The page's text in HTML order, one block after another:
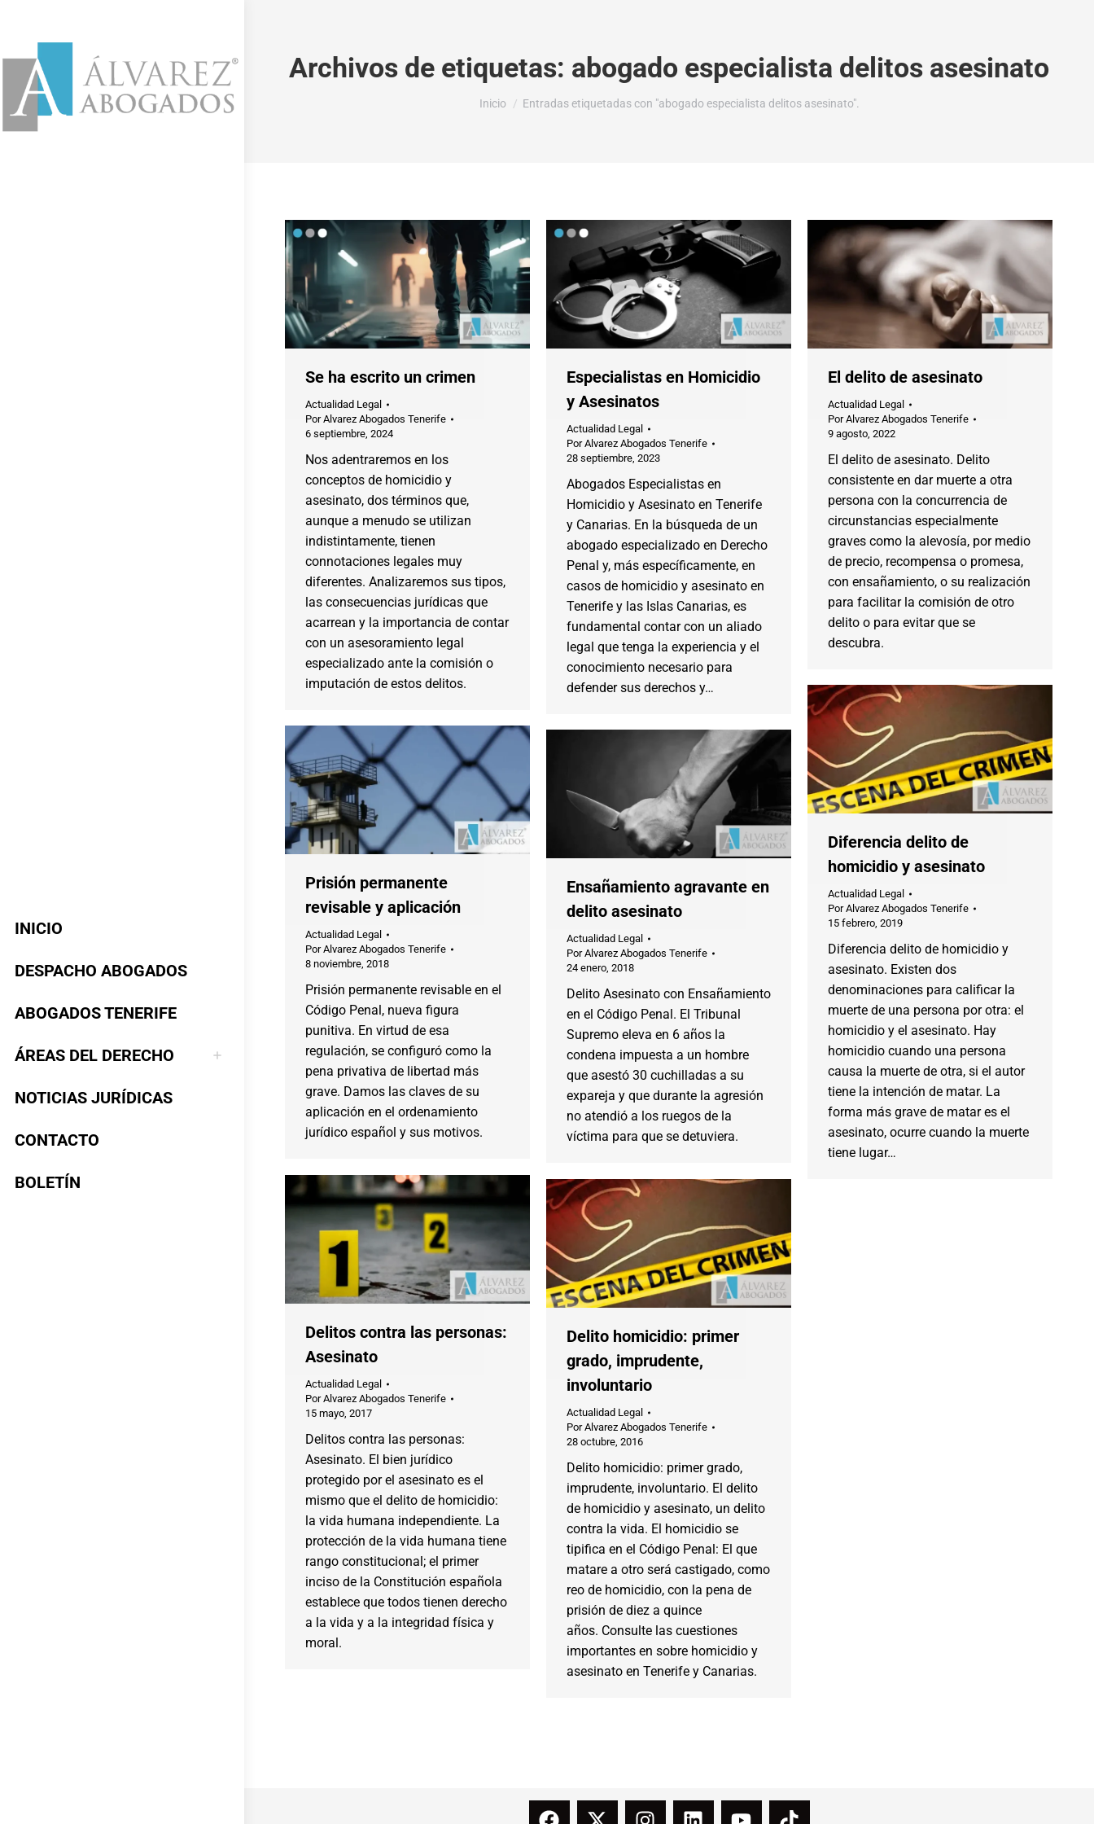
INICIO
DESPACHO ABOGADOS
ABOGADOS TENERIFE
ÁREAS DEL DERECHO
NOTICIAS JURÍDICAS
CONTACTO
BOLETÍN
Archivos de etiquetas: abogado especialista delitos asesinato
Estás aquí:
Inicio Entradas etiquetadas con "abogado especialista delitos asesinato".
Se ha escrito un crimen
Actualidad Legal
PorAlvarez Abogados Tenerife
6 septiembre, 2024
Nos adentraremos en los
conceptos de homicidio y
asesinato, dos términos que,
aunque a menudo se utilizan
indistintamente, tienen
connotaciones legales muy
diferentes. Analizaremos sus tipos,
las consecuencias jurídicas que
acarrean y la importancia de contar
con un asesoramiento legal
especializado ante la comisión o
imputación de estos delitos.
Especialistas en Homicidio
y Asesinatos
Actualidad Legal
PorAlvarez Abogados Tenerife
28 septiembre, 2023
Abogados Especialistas en
Homicidio y Asesinato en Tenerife
y Canarias. En la búsqueda de un
abogado especializado en Derecho
Penal y, más específicamente, en
casos de homicidio y asesinato en
Tenerife y las Islas Canarias, es
fundamental contar con un aliado
legal que tenga la experiencia y el
conocimiento necesario para
defender sus derechos y…
El delito de asesinato
Actualidad Legal
PorAlvarez Abogados Tenerife
9 agosto, 2022
El delito de asesinato. Delito
consistente en dar muerte a otra
persona con la concurrencia de
circunstancias especialmente
graves como la alevosía, por medio
de precio, recompensa o promesa,
con ensañamiento, o su realización
para facilitar la comisión de otro
delito o para evitar que se
descubra.
Diferencia delito de
homicidio y asesinato
Actualidad Legal
PorAlvarez Abogados Tenerife
15 febrero, 2019
Diferencia delito de homicidio y
asesinato. Existen dos
denominaciones para calificar la
muerte de una persona por otra: el
homicidio y el asesinato. Hay
homicidio cuando una persona
causa la muerte de otra, si el autor
tiene la intención de matar. La
forma más grave de matar es el
asesinato, ocurre cuando la muerte
tiene lugar…
Prisión permanente
revisable y aplicación
Actualidad Legal
PorAlvarez Abogados Tenerife
8 noviembre, 2018
Prisión permanente revisable en el
Código Penal, nueva figura
punitiva. En virtud de esa
regulación, se configuró como la
pena privativa de libertad más
grave. Damos las claves de su
aplicación en el ordenamiento
jurídico español y sus motivos.
Ensañamiento agravante en
delito asesinato
Actualidad Legal
PorAlvarez Abogados Tenerife
24 enero, 2018
Delito Asesinato con Ensañamiento
en el Código Penal. El Tribunal
Supremo eleva en 6 años la
condena impuesta a un hombre
que asestó 30 cuchilladas a su
expareja y que durante la agresión
no atendió a los ruegos de la
víctima para que se detuviera.
Delitos contra las personas:
Asesinato
Actualidad Legal
PorAlvarez Abogados Tenerife
15 mayo, 2017
Delitos contra las personas:
Asesinato. El bien jurídico
protegido por el asesinato es el
mismo que el delito de homicidio:
la vida humana independiente. La
protección de la vida humana tiene
rango constitucional; el primer
inciso de la Constitución española
establece que todos tienen derecho
a la vida y a la integridad física y
moral.
Delito homicidio: primer
grado, imprudente,
involuntario
Actualidad Legal
PorAlvarez Abogados Tenerife
28 octubre, 2016
Delito homicidio: primer grado,
imprudente, involuntario. El delito
de homicidio y asesinato, un delito
contra la vida. El homicidio se
tipifica en el Código Penal: El que
matare a otro será castigado, como
reo de homicidio, con la pena de
prisión de diez a quince
años. Consulte las cuestiones
importantes en sobre homicidio y
asesinato en Tenerife y Canarias.